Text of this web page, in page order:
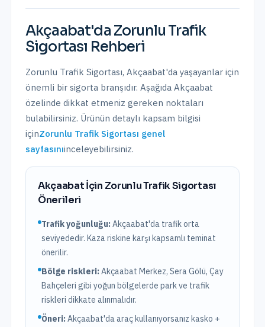
Akçaabat'da Zorunlu Trafik
Sigortası Rehberi
Zorunlu Trafik Sigortası, Akçaabat'da yaşayanlar için
önemli bir sigorta branşıdır. Aşağıda Akçaabat
özelinde dikkat etmeniz gereken noktaları
bulabilirsiniz. Ürünün detaylı kapsam bilgisi
içinZorunlu Trafik Sigortası genel
sayfasınıinceleyebilirsiniz.
Akçaabatİçin Zorunlu Trafik Sigortası
Önerileri
Trafik yoğunluğu:Akçaabat'da trafikorta
seviyededir. Kaza riskine karşı kapsamlı teminat
önerilir.
Bölge riskleri:Akçaabat Merkez, Sera Gölü, Çay
Bahçeleri gibi yoğun bölgelerde park ve trafik
riskleri dikkate alınmalıdır.
Öneri:Akçaabat'da araç kullanıyorsanız kasko +